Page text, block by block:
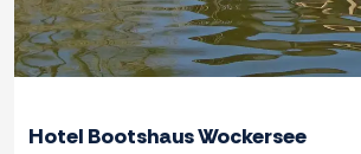
Hotel Bootshaus Wockersee